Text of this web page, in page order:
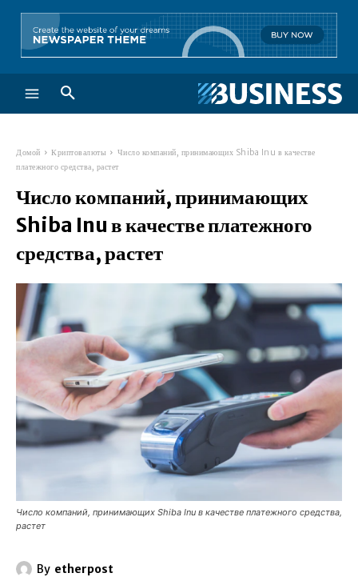
Домой Криптовалюты
Число компаний, принимающих Shiba Inu в качестве
платежного средства, растет
Число компаний, принимающих
Shiba Inu в качестве платежного
средства, растет
Число компаний, принимающих Shiba Inu в качестве платежного средства,
растет
By etherpost